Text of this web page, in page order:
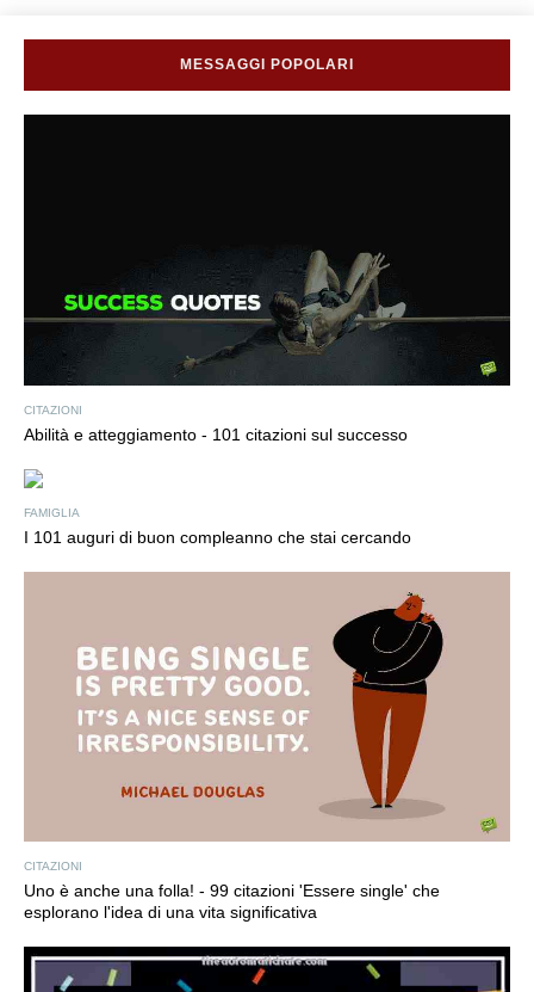
MESSAGGI POPOLARI
CITAZIONI
Abilità e atteggiamento - 101 citazioni sul successo
FAMIGLIA
I 101 auguri di buon compleanno che stai cercando
CITAZIONI
Uno è anche una folla! - 99 citazioni 'Essere single' che
esplorano l'idea di una vita significativa